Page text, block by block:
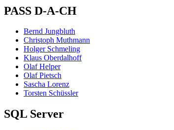
PASS D-A-CH
Bernd Jungbluth
Christoph Muthmann
Holger Schmeling
Klaus Oberdalhoff
Olaf Helper
Olaf Pietsch
Sascha Lorenz
Torsten Schüssler
SQL Server